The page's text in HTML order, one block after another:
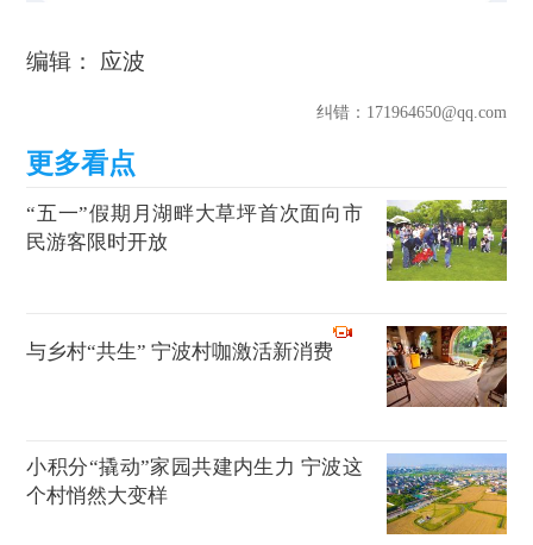
编辑： 应波
纠错：171964650@qq.com
“五一”假期月湖畔大草坪首次面向市
民游客限时开放
与乡村“共生” 宁波村咖激活新消费
小积分“撬动”家园共建内生力 宁波这
个村悄然大变样